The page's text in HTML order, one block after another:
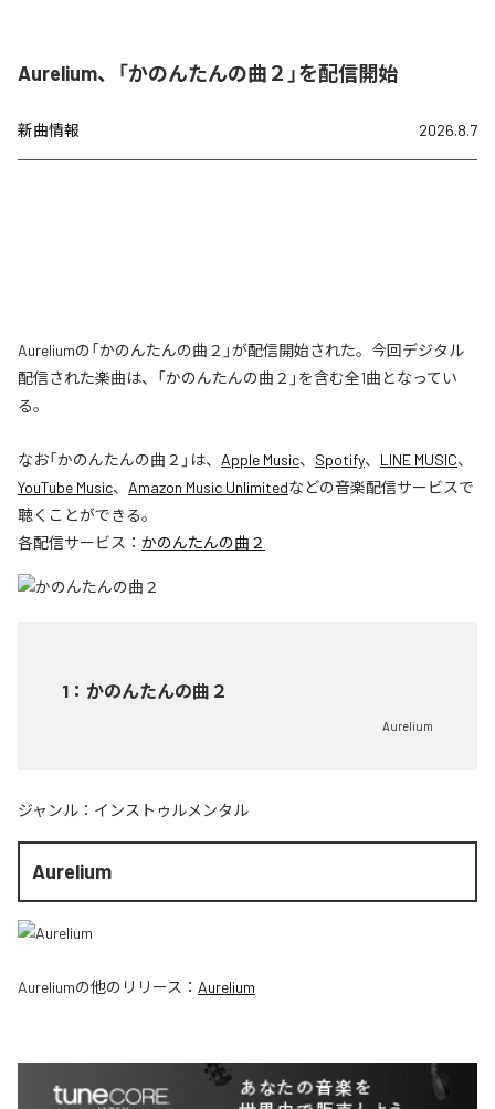
Aurelium、「かのんたんの曲２」を配信開始
新曲情報 2026.8.7
Aureliumの「かのんたんの曲２」が配信開始された。今回デジタル
配信された楽曲は、「かのんたんの曲２」を含む全1曲となってい
る。
なお「かのんたんの曲２ 」は、 Apple Music、 Spotify、 LINE MUSIC、
YouTube Music、 Amazon Music Unlimitedなどの音楽配信サービスで
聴くことができる。
各配信サービス： かのんたんの曲２
1 ： かのんたんの曲２
Aurelium
ジャンル： インストゥルメンタル
Aurelium
Aureliumの他のリリース： Aurelium